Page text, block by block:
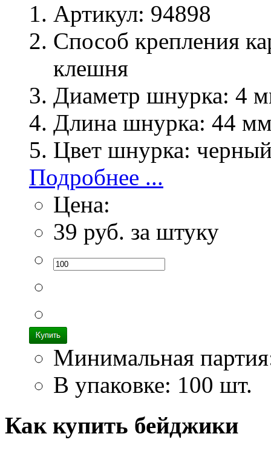
Артикул: 94898
Способ крепления
клешня
Диаметр шнурка: 4
Длина шнурка: 44
Цвет шнурка:
Подробнее ...
Цена:
39 руб. за штуку
Минимальная
В упаковке: 100 шт.
Как купить бейджики